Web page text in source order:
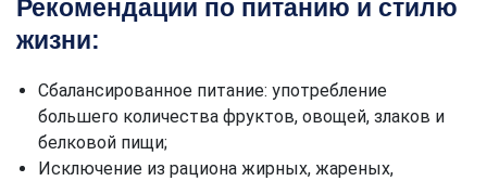
Рекомендации по питанию и стилю
жизни:
Сбалансированное питание: употребление
большего количества фруктов, овощей, злаков и
белковой пищи;
Исключение из рациона жирных, жареных,